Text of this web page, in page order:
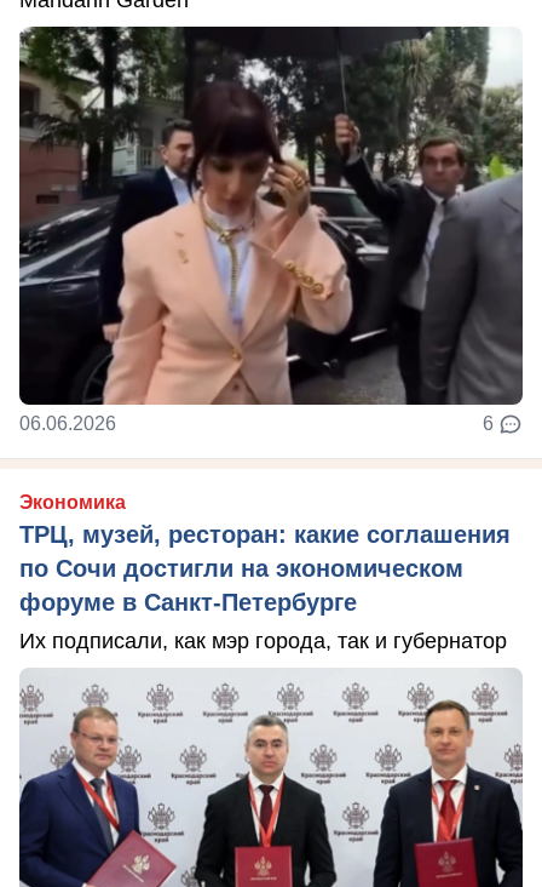
06.06.2026 6
Экономика
ТРЦ, музей, ресторан: какие соглашения
по Сочи достигли на экономическом
форуме в Санкт-Петербурге
Их подписали, как мэр города, так и губернатор